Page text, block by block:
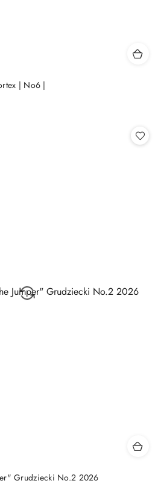
| No6 |
Grudziecki No.2 2026